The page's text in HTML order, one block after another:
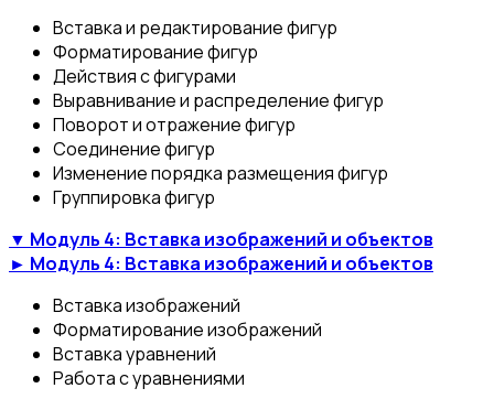
Вставка и редактирование фигур
Форматирование фигур
Действия с фигурами
Выравнивание и распределение фигур
Поворот и отражение фигур
Соединение фигур
Изменение порядка размещения фигур
Группировка фигур
▼ Модуль 4: Вставка изображений и объектов
► Модуль 4: Вставка изображений и объектов
Вставка изображений
Форматирование изображений
Вставка уравнений
Работа с уравнениями